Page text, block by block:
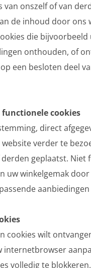
van onszelf of van
de inhoud door ons
die bijvoorbeeld
onthouden, of
een besloten deel
cookies
direct
verder te
geplaatst. Niet
uw winkelgemak
cookies wilt
internetbrowser
volledig te